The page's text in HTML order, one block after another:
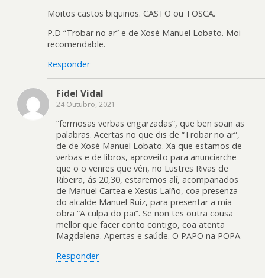
Moitos castos biquiños. CASTO ou TOSCA.
P.D “Trobar no ar” e de Xosé Manuel Lobato. Moi
recomendable.
Responder
Fidel Vidal
24 Outubro, 2021
“fermosas verbas engarzadas”, que ben soan as
palabras. Acertas no que dis de “Trobar no ar”,
de de Xosé Manuel Lobato. Xa que estamos de
verbas e de libros, aproveito para anunciarche
que o o venres que vén, no Lustres Rivas de
Ribeira, ás 20,30, estaremos alí, acompañados
de Manuel Cartea e Xesús Laíño, coa presenza
do alcalde Manuel Ruiz, para presentar a mia
obra “A culpa do pai”. Se non tes outra cousa
mellor que facer conto contigo, coa atenta
Magdalena. Apertas e saúde. O PAPO na POPA.
Responder